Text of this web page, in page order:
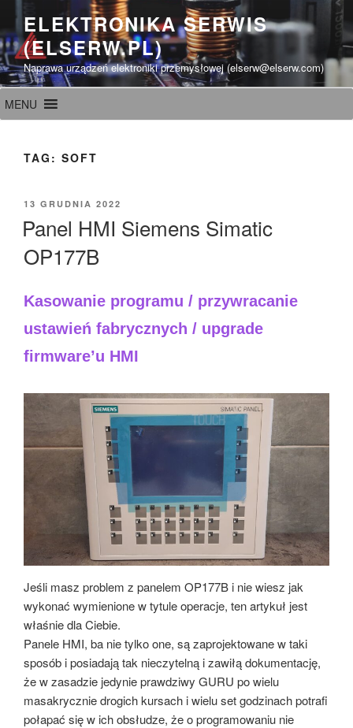
treści
ELEKTRONIKA SERWIS
(ELSERW.PL)
Naprawa urządzeń elektroniki przemysłowej (elserw@elserw.com)
MENU
TAG: SOFT
OPUBLIKOWANE
13 GRUDNIA 2022
Panel HMI Siemens Simatic
OP177B
Kasowanie programu / przywracanie
ustawień fabrycznych / upgrade
firmware’u HMI
Jeśli masz problem z panelem OP177B i nie wiesz jak
wykonać wymienione w tytule operacje, ten artykuł jest
właśnie dla Ciebie.
Panele HMI, ba nie tylko one, są zaprojektowane w taki
sposób i posiadają tak nieczytelną i zawiłą dokumentację,
że w zasadzie jedynie prawdziwy GURU po wielu
masakrycznie drogich kursach i wielu set godzinach potrafi
połapać się w ich obsłudze, że o programowaniu nie